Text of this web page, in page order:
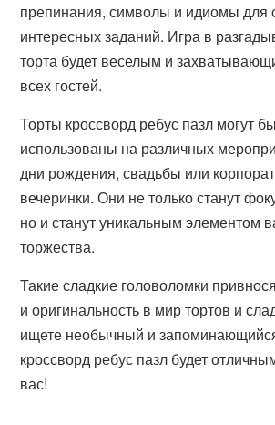
препинания, символы и идиомы для
интересных заданий. Игра в
торта будет веселым и
всех гостей.
Торты кроссворд ребус пазл могут
использованы на различных
дни рождения, свадьбы или
вечеринки. Они не только станут
но и станут уникальным элементом
торжества.
Такие сладкие головоломки
и оригинальность в мир тортов и
ищете необычный и
кроссворд ребус пазл будет
вас!